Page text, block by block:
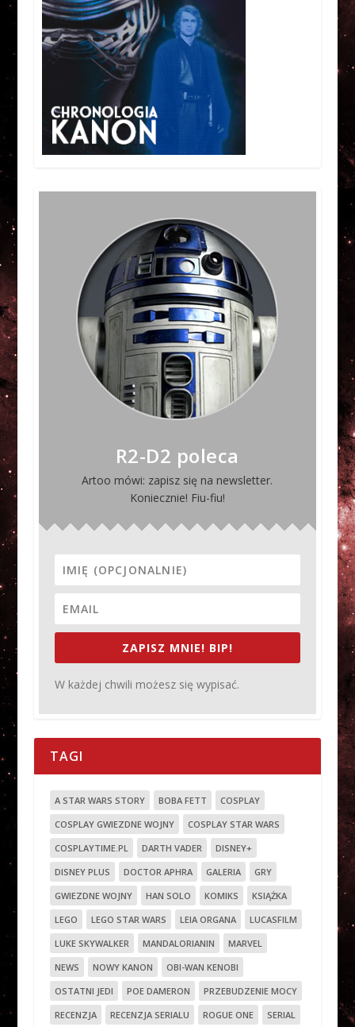
R2-D2 poleca
Artoo mówi: zapisz się na newsletter.
Koniecznie! Fiu-fiu!
ZAPISZ MNIE! BIP!
W każdej chwili możesz się wypisać.
TAGI
A STAR WARS STORY BOBA FETT
COSPLAY
COSPLAY GWIEZDNE WOJNY
COSPLAY STAR WARS
COSPLAYTIME.PL
DARTH VADER
DISNEY+
DISNEY PLUS
DOCTOR APHRA GALERIA
GRY
GWIEZDNE WOJNY
HAN SOLO KOMIKS
KSIĄŻKA
LEGO
LEGO STAR WARS LEIA ORGANA
LUCASFILM
LUKE SKYWALKER
MANDALORIANIN
MARVEL
NEWS
NOWY KANON
OBI-WAN KENOBI
OSTATNI JEDI
POE DAMERON
PRZEBUDZENIE MOCY
RECENZJA
RECENZJA SERIALU ROGUE ONE SERIAL